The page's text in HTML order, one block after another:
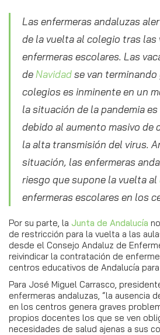
Las enfermeras andaluzas
de la vuelta al colegio tras las
enfermeras escolares. Las
deNavidadse van
colegios es inminente en un
la situación de la pandemia
debido al aumento masivo de
la alta transmisión del virus.
situación, las enfermeras
riesgo que supone la vuelta al
enfermeras escolares en los
Por su parte, la Junta de Andalucía
de restricción para la vuelta a las
desde el Consejo Andaluz de
reivindicar la contratación de
centros educativos de Andalucía
Para José Miguel Carrasco,
enfermeras andaluzas, “la ausencia
en los centros genera graves
propios docentes los que se ven
necesidades de salud ajenas a sus